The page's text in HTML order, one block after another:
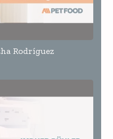
Rodríguez